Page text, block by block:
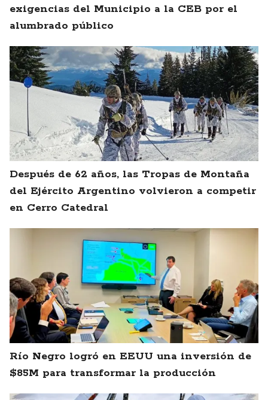
exigencias del Municipio a la CEB por el
alumbrado público
Después de 62 años, las Tropas de Montaña
del Ejército Argentino volvieron a competir
en Cerro Catedral
Río Negro logró en EEUU una inversión de
$85M para transformar la producción